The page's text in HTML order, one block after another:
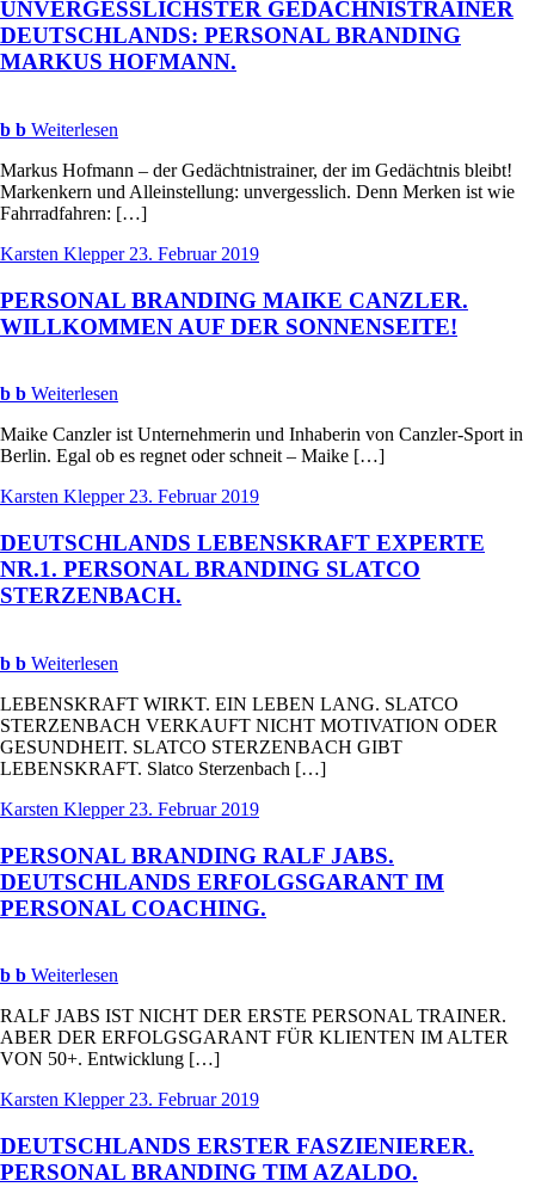
UNVERGESSLICHSTER GEDÄCHNISTRAINER
DEUTSCHLANDS: PERSONAL BRANDING
MARKUS HOFMANN.
b b Weiterlesen
Markus Hofmann – der Gedächtnistrainer, der im Gedächtnis bleibt!
Markenkern und Alleinstellung: unvergesslich. Denn Merken ist wie
Fahrradfahren: […]
Karsten Klepper 23. Februar 2019
PERSONAL BRANDING MAIKE CANZLER.
WILLKOMMEN AUF DER SONNENSEITE!
b b Weiterlesen
Maike Canzler ist Unternehmerin und Inhaberin von Canzler-Sport in
Berlin. Egal ob es regnet oder schneit – Maike […]
Karsten Klepper23. Februar 2019
DEUTSCHLANDS LEBENSKRAFT EXPERTE
NR.1. PERSONAL BRANDING SLATCO
STERZENBACH.
b b Weiterlesen
LEBENSKRAFT WIRKT. EIN LEBEN LANG. SLATCO
STERZENBACH VERKAUFT NICHT MOTIVATION ODER
GESUNDHEIT. SLATCO STERZENBACH GIBT
LEBENSKRAFT. Slatco Sterzenbach […]
Karsten Klepper 23. Februar 2019
PERSONAL BRANDING RALF JABS.
DEUTSCHLANDS ERFOLGSGARANT IM
PERSONAL COACHING.
b b Weiterlesen
RALF JABS IST NICHT DER ERSTE PERSONAL TRAINER.
ABER DER ERFOLGSGARANT FÜR KLIENTEN IM ALTER
VON 50+. Entwicklung […]
Karsten Klepper 23. Februar 2019
DEUTSCHLANDS ERSTER FASZIENIERER.
PERSONAL BRANDING TIM AZALDO.